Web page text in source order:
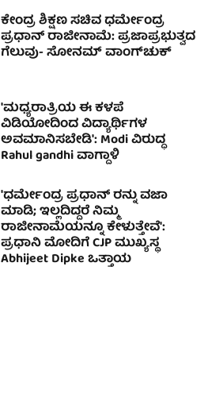
ಕೇಂದ್ರ ಶಿಕ್ಷಣ ಸಚಿವ ಧರ್ಮೇಂದ್ರ
ಪ್ರಧಾನ್ ರಾಜೀನಾಮೆ: ಪ್ರಜಾಪ್ರಭುತ್ವದ
ಗೆಲುವು- ಸೋನಮ್ ವಾಂಗ್‌ಚುಕ್
'ಮಧ್ಯರಾತ್ರಿಯ ಈ ಕಳಪೆ
ವಿಡಿಯೋದಿಂದ ವಿದ್ಯಾರ್ಥಿಗಳ
ಅವಮಾನಿಸಬೇಡಿ': Modi ವಿರುದ್ಧ
Rahul gandhi ವಾಗ್ದಾಳಿ
'ಧರ್ಮೇಂದ್ರ ಪ್ರಧಾನ್ ರನ್ನು ವಜಾ
ಮಾಡಿ; ಇಲ್ಲದಿದ್ದರೆ ನಿಮ್ಮ
ರಾಜೀನಾಮೆಯನ್ನೂ ಕೇಳುತ್ತೇವೆ':
ಪ್ರಧಾನಿ ಮೋದಿಗೆ CJP ಮುಖ್ಯಸ್ಥ
Abhijeet Dipke ಒತ್ತಾಯ